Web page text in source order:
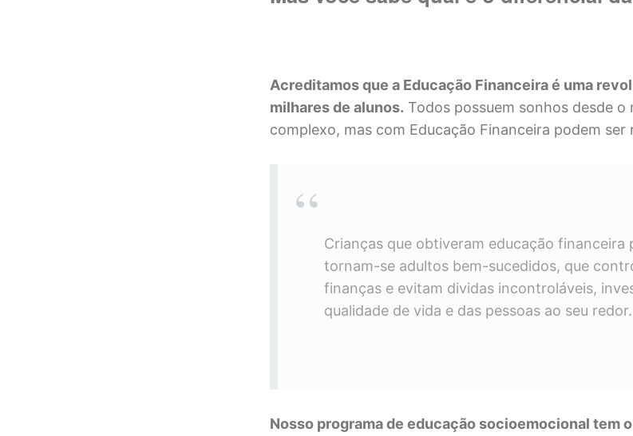
Acreditamos que a Educação Financeira é uma
milhares de alunos. Todos possuem sonhos desde o
complexo, mas com Educação Financeira podem ser
Crianças que obtiveram educação financeira
tornam-se adultos bem-sucedidos, que
finanças e evitam dividas incontroláveis,
qualidade de vida e das pessoas ao seu redor.
Nosso programa de educação socioemocional tem